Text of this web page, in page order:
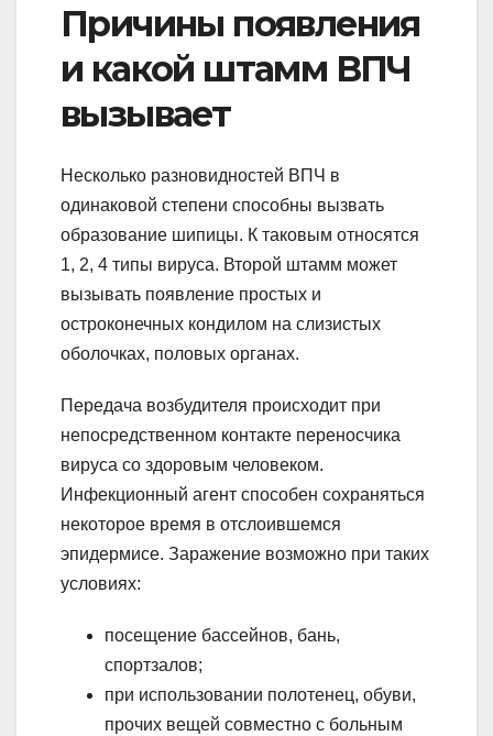
Причины появления
и какой штамм ВПЧ
вызывает
Несколько разновидностей ВПЧ в
одинаковой степени способны вызвать
образование шипицы. К таковым относятся
1, 2, 4 типы вируса. Второй штамм может
вызывать появление простых и
остроконечных кондилом на слизистых
оболочках, половых органах.
Передача возбудителя происходит при
непосредственном контакте переносчика
вируса со здоровым человеком.
Инфекционный агент способен сохраняться
некоторое время в отслоившемся
эпидермисе. Заражение возможно при таких
условиях:
посещение бассейнов, бань,
спортзалов;
при использовании полотенец, обуви,
прочих вещей совместно с больным